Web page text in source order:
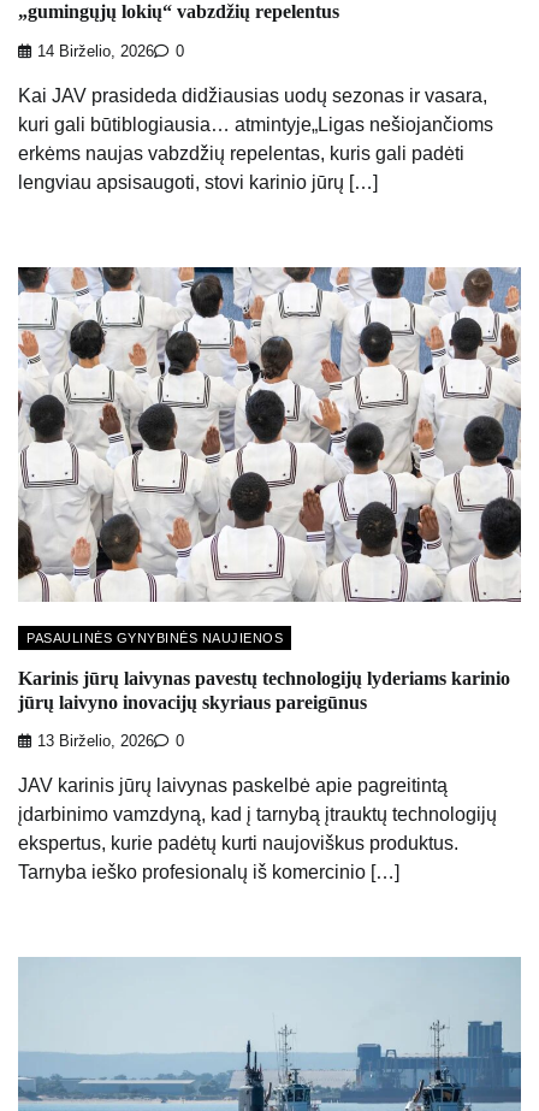
„gumingųjų lokių“ vabzdžių repelentus
14 Birželio, 2026 0
Kai JAV prasideda didžiausias uodų sezonas ir vasara,
kuri gali būtiblogiausia… atmintyje„Ligas nešiojančioms
erkėms naujas vabzdžių repelentas, kuris gali padėti
lengviau apsisaugoti, stovi karinio jūrų […]
PASAULINĖS GYNYBINĖS NAUJIENOS
Karinis jūrų laivynas pavestų technologijų lyderiams karinio
jūrų laivyno inovacijų skyriaus pareigūnus
13 Birželio, 2026 0
JAV karinis jūrų laivynas paskelbė apie pagreitintą
įdarbinimo vamzdyną, kad į tarnybą įtrauktų technologijų
ekspertus, kurie padėtų kurti naujoviškus produktus.
Tarnyba ieško profesionalų iš komercinio […]